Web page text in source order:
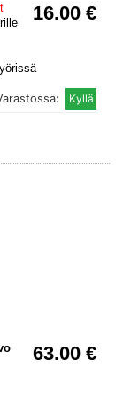
16.00 €
63.00 €